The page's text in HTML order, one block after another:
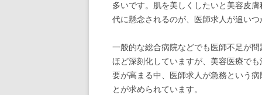
多いです。肌を美しくしたいと美容皮
代に懸念されるのが、医師求人が追いつ
一般的な総合病院などでも医師不足が
ほど深刻化していますが、美容医療で
要が高まる中、医師求人が急務という
とが求められています。